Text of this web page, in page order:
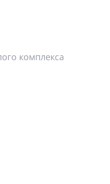
комплекса